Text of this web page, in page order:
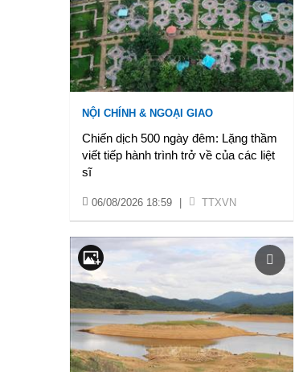
NỘI CHÍNH & NGOẠI GIAO
Chiến dịch 500 ngày đêm: Lặng thầm
viết tiếp hành trình trở về của các liệt
sĩ
06/08/2026 18:59 TTXVN